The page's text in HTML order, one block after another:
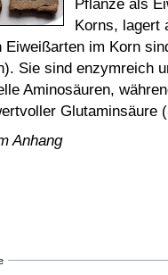
Korns, lagert
Eiweißarten im Korn
Sie sind enzymreich
Aminosäuren,
Glutaminsäure
Anhang